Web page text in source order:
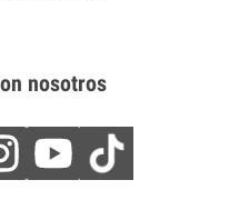
nosotros